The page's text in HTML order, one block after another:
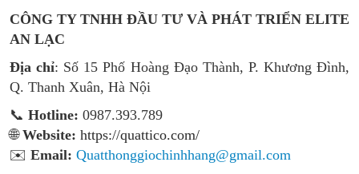
CÔNG TY TNHH ĐẦU TƯ VÀ PHÁT TRIỂN ELITE
AN LẠC
Địa chỉ: Số 15 Phố Hoàng Đạo Thành, P. Khương Đình,
Q. Thanh Xuân, Hà Nội
📞 Hotline: 0987.393.789
🌐Website: https://quattico.com/
✉️ Email: Quatthonggiochinhhang@gmail.com